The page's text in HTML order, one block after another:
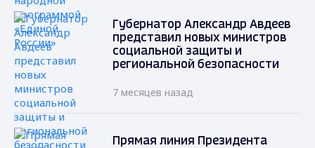
Губернатор Александр Авдеев
представил новых министров
социальной защиты и
региональной безопасности
7 месяцев назад
Прямая линия Президента